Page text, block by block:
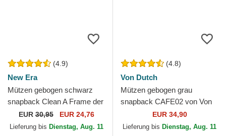
(4.9)
New Era
Mützen gebogen schwarz
snapback Clean A Frame der
New York Yankees MLB von
New Era
EUR30,95 EUR 24,76
Lieferung bis Dienstag, Aug. 11
(4.8)
Von Dutch
Mützen gebogen grau
snapback CAFE02 von Von
EUR 34,90
Lieferung bis Dienstag, Aug. 11